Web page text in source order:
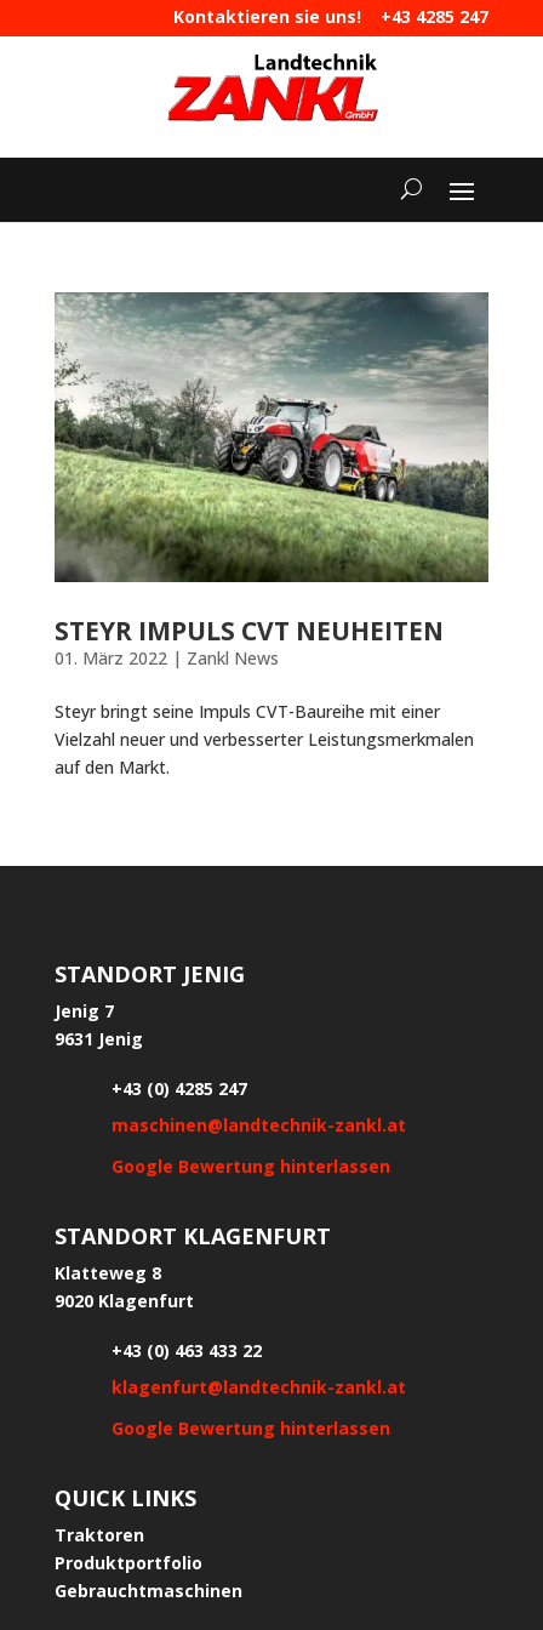
Kontaktieren sie uns! +43 4285 247
|maschinen@landtechnik-zankl.at
STEYR IMPULS CVT NEUHEITEN
01. März 2022| Zankl News
Steyr bringt seine Impuls CVT-Baureihe mit einer
Vielzahl neuer und verbesserter Leistungsmerkmalen
auf den Markt.
STANDORT JENIG
Jenig 7
9631 Jenig
+43 (0) 4285 247
maschinen@landtechnik-zankl.at
Google Bewertung hinterlassen
STANDORT KLAGENFURT
Klatteweg 8
9020 Klagenfurt
+43 (0) 463 433 22
klagenfurt@landtechnik-zankl.at
Google Bewertung hinterlassen
QUICK LINKS
Traktoren
Produktportfolio
Gebrauchtmaschinen